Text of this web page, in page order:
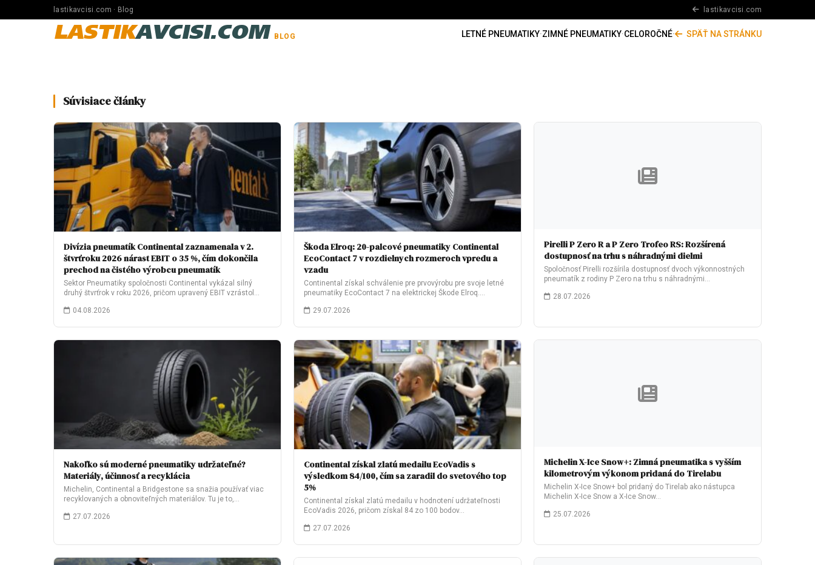
lastikavcisi.com · Blog lastikavcisi.com
LASTIKAVCISI.COM BLOG LETNÉ PNEUMATIKY·ZIMNÉ PNEUMATIKY·CELOROČNÉ· SPÄŤ NA STRÁNKU
Súvisiace články
Divízia pneumatík Continental zaznamenala v 2.
štvrťroku 2026 nárast EBIT o 35 %, čím dokončila
prechod na čistého výrobcu pneumatík
Sektor Pneumatiky spoločnosti Continental vykázal silný
druhý štvrťrok v roku 2026, pričom upravený EBIT vzrástol…
04.08.2026
Škoda Elroq: 20-palcové pneumatiky Continental
EcoContact 7 v rozdielnych rozmeroch vpredu a
vzadu
Continental získal schválenie pre prvovýrobu pre svoje letné
pneumatiky EcoContact 7 na elektrickej Škode Elroq.…
29.07.2026
Pirelli P Zero R a P Zero Trofeo RS: Rozšírená
dostupnosť na trhu s náhradnými dielmi
Spoločnosť Pirelli rozšírila dostupnosť dvoch výkonnostných
pneumatík z rodiny P Zero na trhu s náhradnými…
28.07.2026
Nakoľko sú moderné pneumatiky udržateľné?
Materiály, účinnosť a recyklácia
Michelin, Continental a Bridgestone sa snažia používať viac
recyklovaných a obnoviteľných materiálov. Tu je to,…
27.07.2026
Continental získal zlatú medailu EcoVadis s
výsledkom 84/100, čím sa zaradil do svetového top
5%
Continental získal zlatú medailu v hodnotení udržateľnosti
EcoVadis 2026, pričom získal 84 zo 100 bodov…
27.07.2026
Michelin X-Ice Snow+: Zimná pneumatika s vyšším
kilometrovým výkonom pridaná do Tirelabu
Michelin X-Ice Snow+ bol pridaný do Tirelab ako nástupca
Michelin X-Ice Snow a X-Ice Snow…
25.07.2026